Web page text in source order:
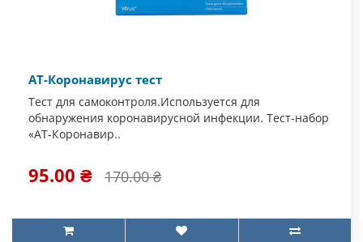
АТ-Коронавирус тест
Тест для самоконтроля.Используется для
обнаружения коронавирусной инфекции. Тест-набор
«АТ-Коронавир..
95.00 ₴ 170.00 ₴